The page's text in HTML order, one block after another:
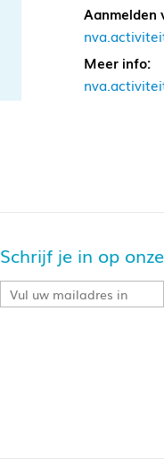
Aanmelden
Meer info:
Schrijf je in op